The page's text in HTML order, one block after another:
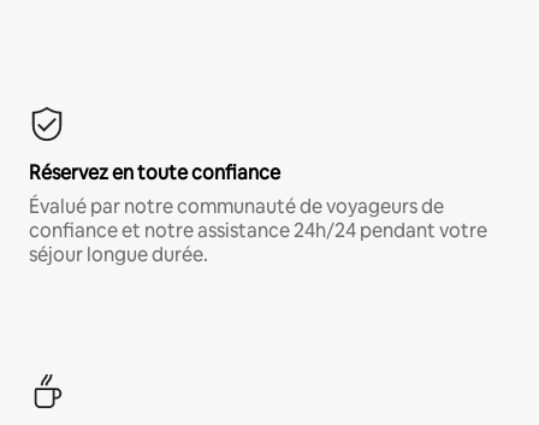
Réservez en toute confiance
Évalué par notre communauté de voyageurs de
confiance et notre assistance 24h/24 pendant votre
séjour longue durée.